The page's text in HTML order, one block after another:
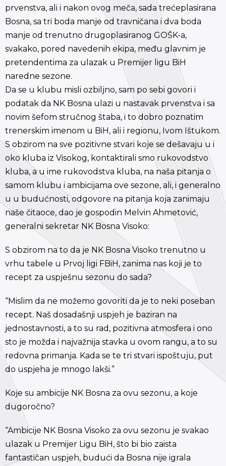
prvenstva, ali i nakon ovog meča, sada trećeplasirana
Bosna, sa tri boda manje od travničana i dva boda
manje od trenutno drugoplasiranog GOŠK-a,
svakako, pored navedenih ekipa, među glavnim je
pretendentima za ulazak u Premijer ligu BiH
naredne sezone.
Da se u klubu misli ozbiljno, sam po sebi govori i
podatak da NK Bosna ulazi u nastavak prvenstva i sa
novim šefom stručnog štaba, i to dobro poznatim
trenerskim imenom u BiH, ali i regionu, Ivom Ištukom.
S obzirom na sve pozitivne stvari koje se dešavaju u i
oko kluba iz Visokog, kontaktirali smo rukovodstvo
kluba, a u ime rukovodstva kluba, na naša pitanja o
samom klubu i ambicijama ove sezone, ali, i generalno
u u budućnosti, odgovore na pitanja koja zanimaju
naše čitaoce, dao je gospodin Melvin Ahmetović,
generalni sekretar NK Bosna Visoko:
S obzirom na to da je NK Bosna Visoko trenutno u
vrhu tabele u Prvoj ligi FBiH, zanima nas koji je to
recept za uspješnu sezonu do sada?
“Mislim da ne možemo govoriti da je to neki poseban
recept. Naš dosadašnji uspjeh je baziran na
jednostavnosti, a to su rad, pozitivna atmosfera i ono
sto je možda i najvažnija stavka u ovom rangu, a to su
redovna primanja. Kada se te tri stvari ispoštuju, put
do uspjeha je mnogo lakši.”
Koje su ambicije NK Bosna za ovu sezonu, a koje
dugoročno?
“Ambicije NK Bosna Visoko za ovu sezonu je svakao
ulazak u Premijer Ligu BiH, što bi bio zaista
fantastičan uspjeh, budući da Bosna nije igrala